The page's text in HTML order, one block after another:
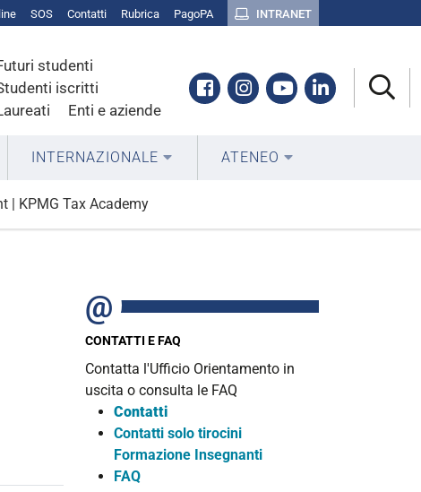
SOS Contatti Rubrica PagoPA INTRANET
studenti
iscritti
Enti e aziende
Facebook
Instagram
YoutubeLinkedin
INTERNAZIONALE ATENEO
| KPMG Tax Academy
CONTATTI E FAQ
Contatta l'Ufficio Orientamento in
uscita o consulta le FAQ
Contatti
Contatti solo tirocini
Formazione Insegnanti
FAQ